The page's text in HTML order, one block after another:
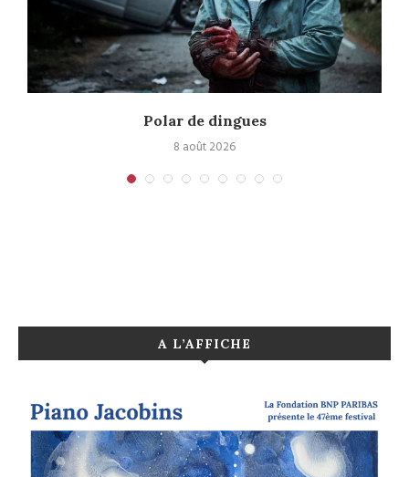
Polar de dingues
8 août 2026
A L’AFFICHE